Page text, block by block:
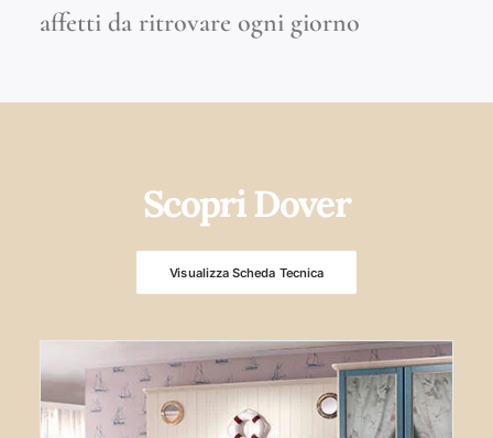
affetti da ritrovare ogni giorno
Scopri Dover
Visualizza Scheda Tecnica